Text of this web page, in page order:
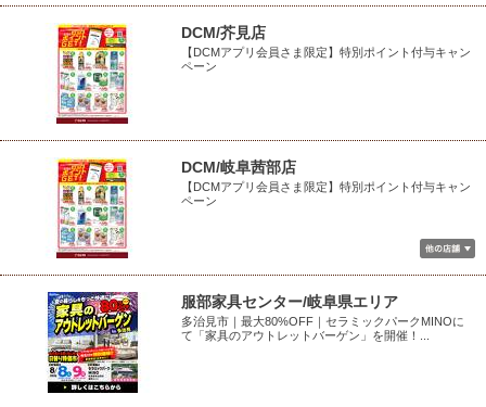
DCM/芥見店
【DCMアプリ会員さま限定】特別ポイント付与キャン
ペーン
DCM/岐阜茜部店
【DCMアプリ会員さま限定】特別ポイント付与キャン
ペーン
服部家具センター/岐阜県エリア
多治見市｜最大80%OFF｜セラミックパークMINOに
て「家具のアウトレットバーゲン」を開催！...